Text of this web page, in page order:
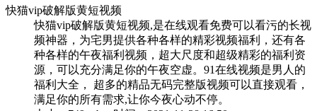
快猫vip破解版黄短视频
快猫vip破解版黄短视频,是在线观看免费可以看污的长视
频神器，为宅男提供各种各样的精彩视频福利，还有各
种各样的午夜福利视频，超大尺度和超级精彩的福利资
源，可以充分满足你的午夜空虚。91在线视频是男人的
福利大全， 超多的精品无码完整版视频可以直接观看，
满足你的所有需求,让你今夜心动不停。